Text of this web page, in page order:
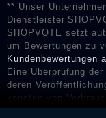
** Unser
Dienstleister
SHOPVOTE setzt
um Bewertungen zu
Kundenbewertungen
Eine Überprüfung
deren
könnten von
Dienstleistungen gar